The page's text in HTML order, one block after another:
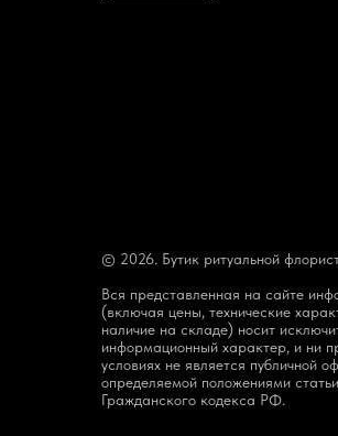
© 2026. Бутик ритуальной
Вся представленная на сайте
(включая цены, технические
наличие на складе) носит
информационный характер, и ни
условиях не является публичной
определяемой положениями
Гражданского кодекса РФ.